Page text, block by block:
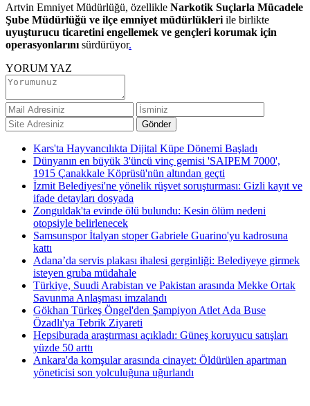
Artvin Emniyet Müdürlüğü, özellikle Narkotik Suçlarla Mücadele
Şube Müdürlüğü ve ilçe emniyet müdürlükleri ile birlikte
uyuşturucu ticaretini engellemek ve gençleri korumak için
operasyonlarını sürdürüyor.
YORUM YAZ
Kars'ta Hayvancılıkta Dijital Küpe Dönemi Başladı
Dünyanın en büyük 3'üncü vinç gemisi 'SAIPEM 7000',
1915 Çanakkale Köprüsü'nün altından geçti
İzmit Belediyesi'ne yönelik rüşvet soruşturması: Gizli kayıt ve
ifade detayları dosyada
Zonguldak'ta evinde ölü bulundu: Kesin ölüm nedeni
otopsiyle belirlenecek
Samsunspor İtalyan stoper Gabriele Guarino'yu kadrosuna
kattı
Adana’da servis plakası ihalesi gerginliği: Belediyeye girmek
isteyen gruba müdahale
Türkiye, Suudi Arabistan ve Pakistan arasında Mekke Ortak
Savunma Anlaşması imzalandı
Gökhan Türkeş Öngel'den Şampiyon Atlet Ada Buse
Özadlı'ya Tebrik Ziyareti
Hepsiburada araştırması açıkladı: Güneş koruyucu satışları
yüzde 50 arttı
Ankara'da komşular arasında cinayet: Öldürülen apartman
yöneticisi son yolculuğuna uğurlandı